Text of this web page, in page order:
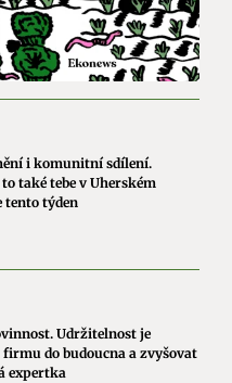
i komunitní sdílení.
také tebe v Uherském
týden
Udržitelnost je
do budoucna a zvyšovat
expertka